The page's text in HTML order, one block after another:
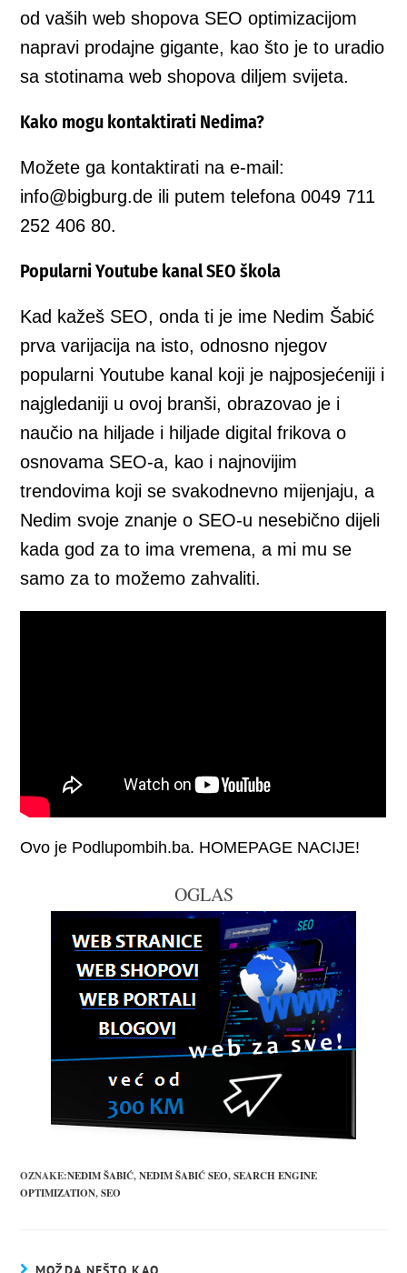
od vaših web shopova SEO optimizacijom
napravi prodajne gigante, kao što je to uradio
sa stotinama web shopova diljem svijeta.
Kako mogu kontaktirati Nedima?
Možete ga kontaktirati na e-mail:
info@bigburg.de ili putem telefona 0049 711
252 406 80.
Popularni Youtube kanal SEO škola
Kad kažeš SEO, onda ti je ime Nedim Šabić
prva varijacija na isto, odnosno njegov
popularni Youtube kanal koji je najposjećeniji i
najgledaniji u ovoj branši, obrazovao je i
naučio na hiljade i hiljade digital frikova o
osnovama SEO-a, kao i najnovijim
trendovima koji se svakodnevno mijenjaju, a
Nedim svoje znanje o SEO-u nesebično dijeli
kada god za to ima vremena, a mi mu se
samo za to možemo zahvaliti.
Ovo je Podlupombih.ba. HOMEPAGE NACIJE!
OGLAS
OZNAKE:NEDIM ŠABIĆ, NEDIM ŠABIĆ SEO, SEARCH ENGINE
OPTIMIZATION, SEO